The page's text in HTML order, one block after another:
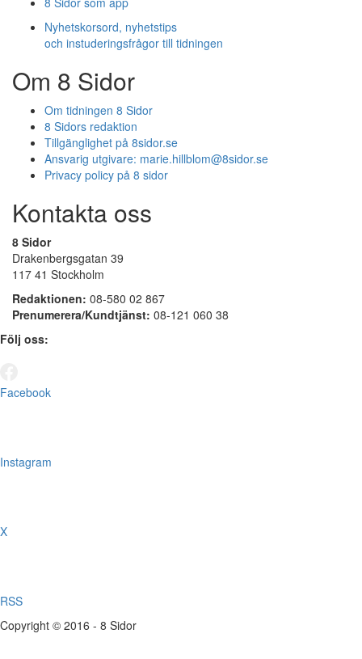
Nyhetskorsord, nyhetstips
och instuderingsfrågor till tidningen
Om 8 Sidor
Om tidningen 8 Sidor
8 Sidors redaktion
Tillgänglighet på 8sidor.se
Ansvarig utgivare: marie.hillblom@8sidor.se
Privacy policy på 8 sidor
Kontakta oss
8 Sidor
Drakenbergsgatan 39
117 41 Stockholm
Redaktionen: 08-580 02 867
Prenumerera/Kundtjänst: 08-121 060 38
Följ oss:
Facebook
Instagram
X
RSS
Copyright © 2016 - 8 Sidor